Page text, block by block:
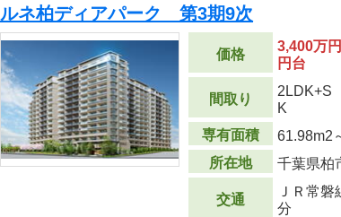
ルネ柏ディアパーク 第3期9次
価格
3,400万
円台
間取り
2LDK+S
K
専有面積
61.98m2
所在地
千葉県柏
交通
ＪＲ常
分